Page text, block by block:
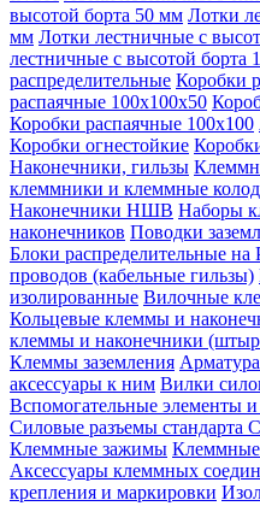
высотой борта 50 мм Лотки
мм Лотки лестничные с
лестничные с высотой борта
распределительные Коробки
распаячные 100х100х50
Коробки распаячные 100х100
Коробки огнестойкие
Наконечники, гильзы
клеммники и клеммные
Наконечники НШВ Наборы
наконечников Поводки
Блоки распределительные на
проводов (кабельные гильзы)
изолированные Вилочные
Кольцевые клеммы и
клеммы и наконечники
Клеммы заземления
аксессуары к ним Вилки
Вспомогательные элементы и
Силовые разъемы стандарта
Клеммные зажимы Клеммные
Аксессуары клеммных
крепления и маркировки